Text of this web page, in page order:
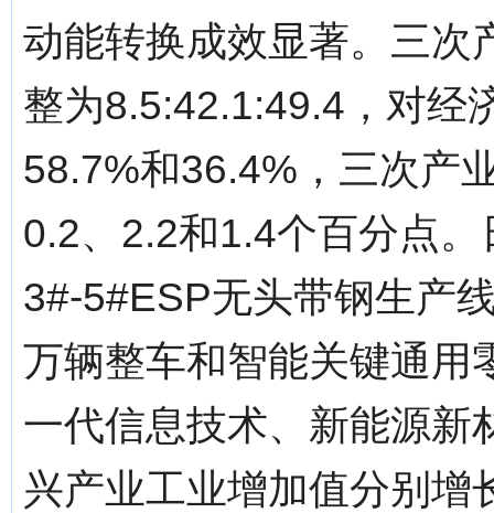
动能转换成效显著。三次
整为8.5:42.1:49.4，对经
58.7%和36.4%，三次产
0.2、2.2和1.4个百分点
3#-5#ESP无头带钢生产
万辆整车和智能关键通用
一代信息技术、新能源新
兴产业工业增加值分别